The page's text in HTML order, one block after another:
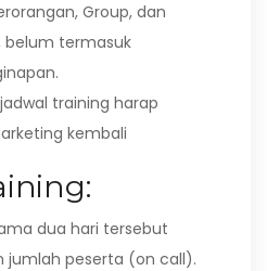
Group, dan
belum termasuk
training harap
kembali
dua hari tersebut
jumlah peserta (on call).